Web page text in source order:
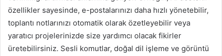
özellikler sayesinde, e-postalarınızı daha hızlı yönetebilir,
toplantı notlarınızı otomatik olarak özetleyebilir veya
yaratıcı projelerinizde size yardımcı olacak fikirler
üretebilirsiniz. Sesli komutlar, doğal dil işleme ve görüntü